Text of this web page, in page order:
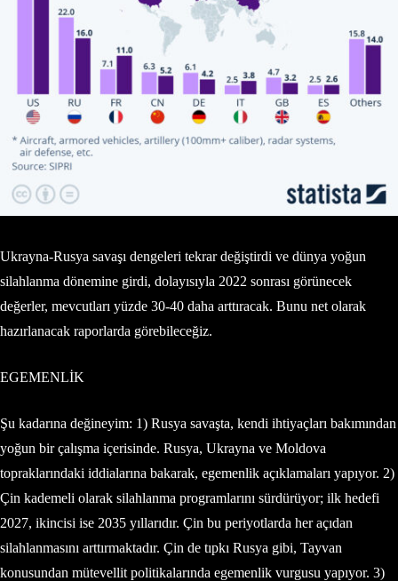
Ukrayna-Rusya savaşı dengeleri tekrar değiştirdi ve dünya yoğun
silahlanma dönemine girdi, dolayısıyla 2022 sonrası görünecek
değerler, mevcutları yüzde 30-40 daha arttıracak. Bunu net olarak
hazırlanacak raporlarda görebileceğiz.
EGEMENLİK
Şu kadarına değineyim: 1) Rusya savaşta, kendi ihtiyaçları bakımından
yoğun bir çalışma içerisinde. Rusya, Ukrayna ve Moldova
topraklarındaki iddialarına bakarak, egemenlik açıklamaları yapıyor. 2)
Çin kademeli olarak silahlanma programlarını sürdürüyor; ilk hedefi
2027, ikincisi ise 2035 yıllarıdır. Çin bu periyotlarda her açıdan
silahlanmasını arttırmaktadır. Çin de tıpkı Rusya gibi, Tayvan
konusundan mütevellit politikalarında egemenlik vurgusu yapıyor. 3)